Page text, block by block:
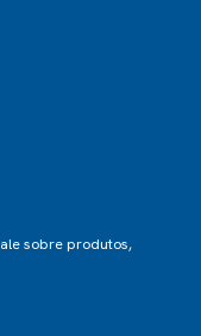
sobre produtos,